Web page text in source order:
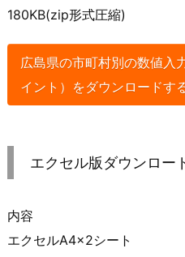
180KB(zip形式圧縮)
広島県の市町村別の数値入
イント）をダウンロードす
エクセル版ダウンロー
内容
エクセルA4×2シート